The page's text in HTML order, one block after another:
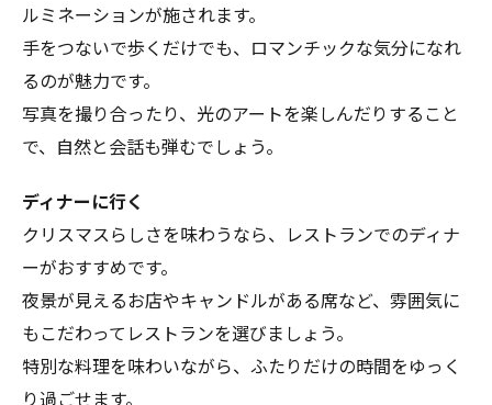
ルミネーションが施されます。
手をつないで歩くだけでも、ロマンチックな気分になれ
るのが魅力です。
写真を撮り合ったり、光のアートを楽しんだりすること
で、自然と会話も弾むでしょう。
ディナーに行く
クリスマスらしさを味わうなら、レストランでのディナ
ーがおすすめです。
夜景が見えるお店やキャンドルがある席など、雰囲気に
もこだわってレストランを選びましょう。
特別な料理を味わいながら、ふたりだけの時間をゆっく
り過ごせます。